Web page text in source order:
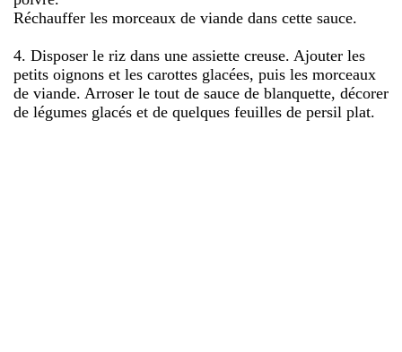
Réchauffer les morceaux de viande dans cette sauce.
4. Disposer le riz dans une assiette creuse. Ajouter les
petits oignons et les carottes glacées, puis les morceaux
de viande. Arroser le tout de sauce de blanquette, décorer
de légumes glacés et de quelques feuilles de persil plat.